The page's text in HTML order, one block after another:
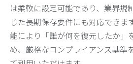
は柔軟に設定可能であり、業界規
じた長期保存要件にも対応できま
能により「誰が何を復元したか」
め、厳格なコンプライアンス基準